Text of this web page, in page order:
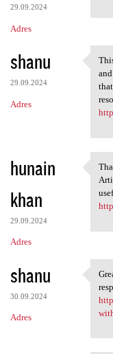
29.09.2024
Adres
shanu
29.09.2024
Adres
hunain
khan
29.09.2024
Adres
shanu
30.09.2024
Adres